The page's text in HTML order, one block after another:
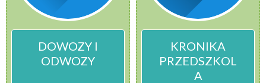
DOWOZY I
ODWOZY
KRONIKA
PRZEDSZKOL
A